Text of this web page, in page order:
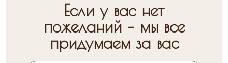
Если у вас нет
пожеланий – мы все
придумаем за вас